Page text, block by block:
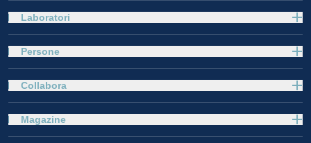
Laboratori
Persone
Collabora
Magazine